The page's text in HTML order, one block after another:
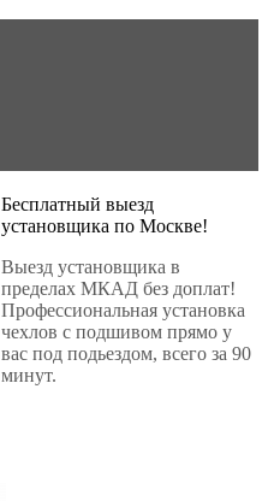
Бесплатный выезд
установщика по Москве!
Выезд установщика в
пределах МКАД без доплат!
Профессиональная установка
чехлов с подшивом прямо у
вас под подьездом, всего за 90
минут.